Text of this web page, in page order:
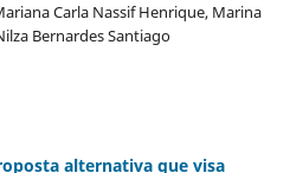
Carla Nassif Henrique, Marina
Bernardes Santiago
alternativa que visa